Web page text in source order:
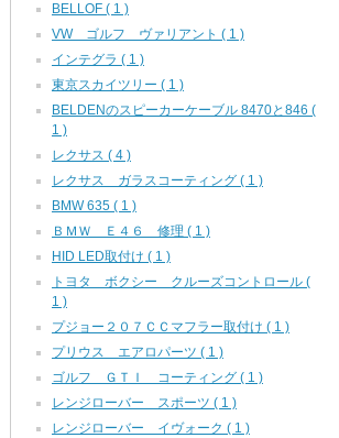
BELLOF ( 1 )
VW ゴルフ ヴァリアント ( 1 )
インテグラ ( 1 )
東京スカイツリー ( 1 )
BELDENのスピーカーケーブル 8470と846 (
1 )
レクサス ( 4 )
レクサス ガラスコーティング ( 1 )
BMW 635 ( 1 )
ＢＭＷ Ｅ４６ 修理 ( 1 )
HID LED取付け ( 1 )
トヨタ ボクシー クルーズコントロール (
1 )
プジョー２０７ＣＣマフラー取付け ( 1 )
プリウス エアロパーツ ( 1 )
ゴルフ ＧＴＩ コーティング ( 1 )
レンジローバー スポーツ ( 1 )
レンジローバー イヴォーク ( 1 )